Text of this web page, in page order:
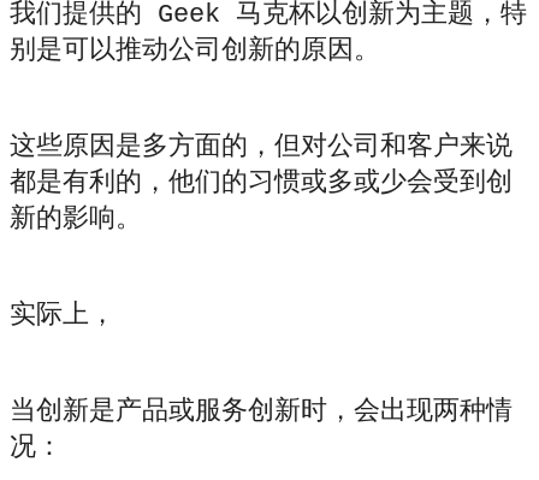
我们提供的 Geek 马克杯以创新为主题，特
别是可以推动公司创新的原因。
这些原因是多方面的，但对公司和客户来说
都是有利的，他们的习惯或多或少会受到创
新的影响。
实际上，
当创新是产品或服务创新时，会出现两种情
况：